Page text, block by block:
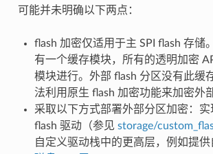
可能并未明确以下两点：
flash 加密仅适用于主 SPI flash 存储
有一个缓存模块，所有的透明加密
模块进行。外部 flash 分区没有此缓
法利用原生 flash 加密功能来加密外
采取以下方式部署外部分区加密：实
flash 驱动（参见 storage/
自定义驱动栈中的更高层，例如提供